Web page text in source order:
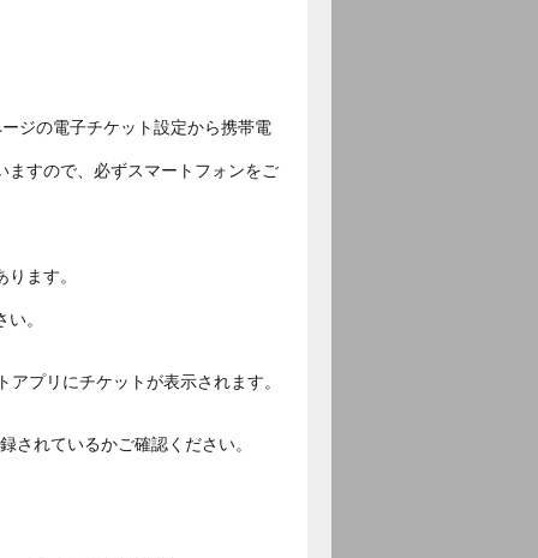
ジの電子チケット設定から携帯電
ますので、必ずスマートフォンをご
ます。
。
プリにチケットが表示されます。
されているかご確認ください。